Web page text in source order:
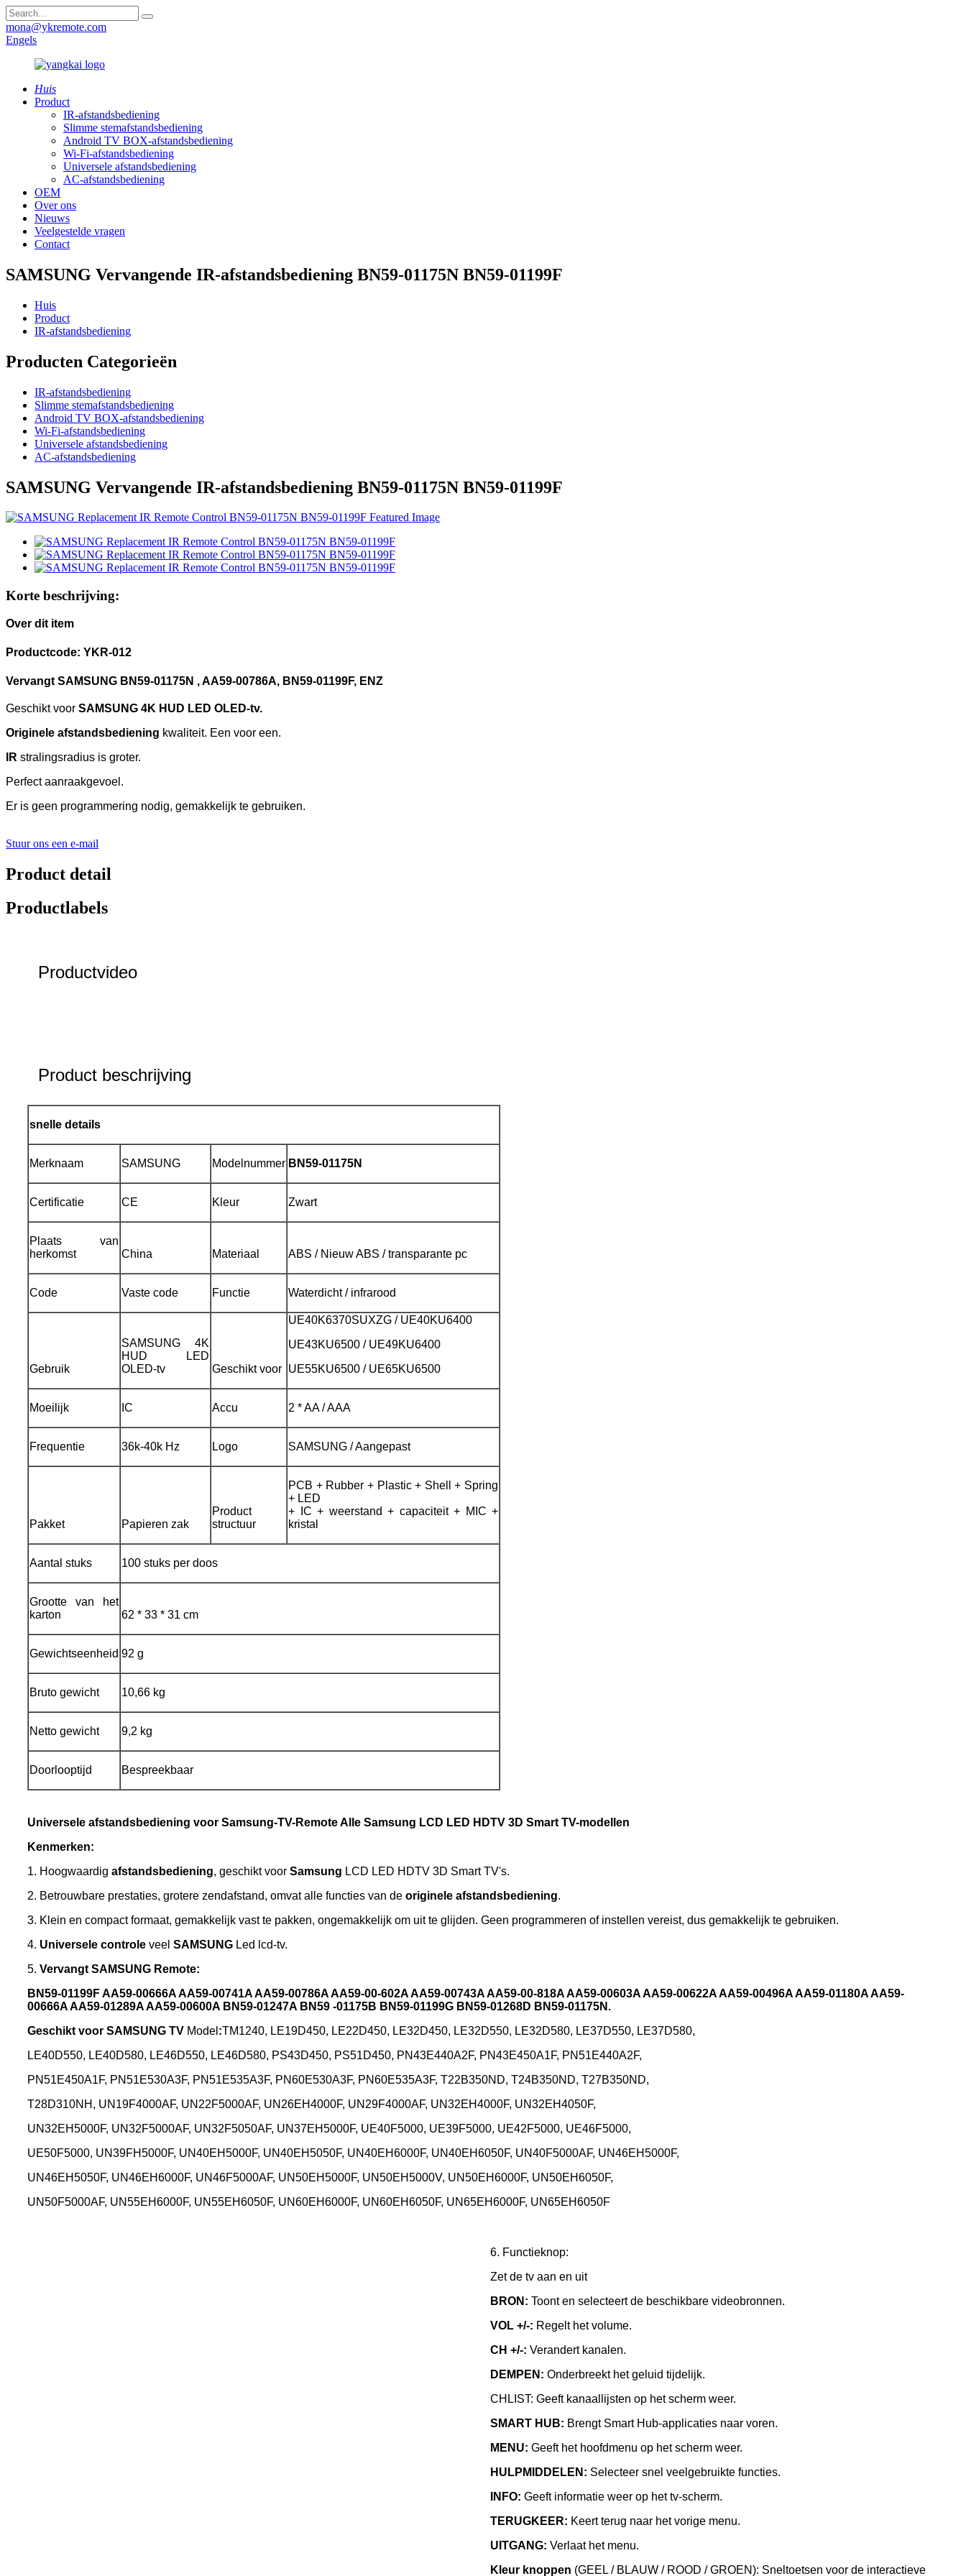
mona@ykremote.com
Engels
Huis
Product
IR-afstandsbediening
Slimme stemafstandsbediening
Android TV BOX-afstandsbediening
Wi-Fi-afstandsbediening
Universele afstandsbediening
AC-afstandsbediening
OEM
Over ons
Nieuws
Veelgestelde vragen
Contact
SAMSUNG Vervangende IR-afstandsbediening BN59-01175N BN59-01199F
Huis
Product
IR-afstandsbediening
Producten Categorieën
IR-afstandsbediening
Slimme stemafstandsbediening
Android TV BOX-afstandsbediening
Wi-Fi-afstandsbediening
Universele afstandsbediening
AC-afstandsbediening
SAMSUNG Vervangende IR-afstandsbediening BN59-01175N BN59-01199F
Korte beschrijving:
Over dit item
Productcode: YKR-012
Vervangt SAMSUNG BN59-01175N , AA59-00786A, BN59-01199F, ENZ
Geschikt voor SAMSUNG 4K HUD LED OLED-tv.
Originele afstandsbediening kwaliteit. Een voor een.
IR stralingsradius is groter.
Perfect aanraakgevoel.
Er is geen programmering nodig, gemakkelijk te gebruiken.
Stuur ons een e-mail
Product detail
Productlabels
Productvideo
Product beschrijving
snelle details
Merknaam SAMSUNG Modelnummer BN59-01175N
Certificatie CE Kleur Zwart
Plaats van
herkomst
China Materiaal ABS / Nieuw ABS / transparante pc
Code Vaste code Functie Waterdicht / infrarood
Gebruik
SAMSUNG 4K
HUD LED
OLED-tv
Geschikt voor
UE40K6370SUXZG / UE40KU6400
UE43KU6500 / UE49KU6400
UE55KU6500 / UE65KU6500
Moeilijk IC Accu 2 * AA / AAA
Frequentie 36k-40k Hz Logo SAMSUNG / Aangepast
Pakket Papieren zak
Product
structuur
PCB + Rubber + Plastic + Shell + Spring
+ LED
+ IC + weerstand + capaciteit + MIC +
kristal
Aantal stuks 100 stuks per doos
Grootte van het
karton
62 * 33 * 31 cm
Gewichtseenheid 92 g
Bruto gewicht 10,66 kg
Netto gewicht 9,2 kg
Doorlooptijd Bespreekbaar
Universele afstandsbediening voor Samsung-TV-Remote Alle Samsung LCD LED HDTV 3D Smart TV-modellen
Kenmerken:
1. Hoogwaardig afstandsbediening, geschikt voor Samsung LCD LED HDTV 3D Smart TV's.
2. Betrouwbare prestaties, grotere zendafstand, omvat alle functies van de originele afstandsbediening.
3. Klein en compact formaat, gemakkelijk vast te pakken, ongemakkelijk om uit te glijden. Geen programmeren of instellen vereist, dus gemakkelijk te gebruiken.
4. Universele controle veel SAMSUNG Led lcd-tv.
5. Vervangt SAMSUNG Remote:
BN59-01199F AA59-00666A AA59-00741A AA59-00786A AA59-00-602A AA59-00743A AA59-00-818A AA59-00603A AA59-00622A AA59-00496A AA59-01180A AA59-
00666A AA59-01289A AA59-00600A BN59-01247A BN59 -01175B BN59-01199G BN59-01268D BN59-01175N.
Geschikt voor SAMSUNG TV Model :TM1240, LE19D450, LE22D450, LE32D450, LE32D550, LE32D580, LE37D550, LE37D580,
LE40D550, LE40D580, LE46D550, LE46D580, PS43D450, PS51D450, PN43E440A2F, PN43E450A1F, PN51E440A2F,
PN51E450A1F, PN51E530A3F, PN51E535A3F, PN60E530A3F, PN60E535A3F, T22B350ND, T24B350ND, T27B350ND,
T28D310NH, UN19F4000AF, UN22F5000AF, UN26EH4000F, UN29F4000AF, UN32EH4000F, UN32EH4050F,
UN32EH5000F, UN32F5000AF, UN32F5050AF, UN37EH5000F, UE40F5000, UE39F5000, UE42F5000, UE46F5000,
UE50F5000, UN39FH5000F, UN40EH5000F, UN40EH5050F, UN40EH6000F, UN40EH6050F, UN40F5000AF, UN46EH5000F,
UN46EH5050F, UN46EH6000F, UN46F5000AF, UN50EH5000F, UN50EH5000V, UN50EH6000F, UN50EH6050F,
UN50F5000AF, UN55EH6000F, UN55EH6050F, UN60EH6000F, UN60EH6050F, UN65EH6000F, UN65EH6050F
6. Functieknop:
Zet de tv aan en uit
BRON: Toont en selecteert de beschikbare videobronnen.
VOL +/-: Regelt het volume.
CH +/-: Verandert kanalen.
DEMPEN: Onderbreekt het geluid tijdelijk.
CHLIST: Geeft kanaallijsten op het scherm weer.
SMART HUB: Brengt Smart Hub-applicaties naar voren.
MENU: Geeft het hoofdmenu op het scherm weer.
HULPMIDDELEN: Selecteer snel veelgebruikte functies.
INFO: Geeft informatie weer op het tv-scherm.
TERUGKEER: Keert terug naar het vorige menu.
UITGANG: Verlaat het menu.
Kleur knoppen (GEEL / BLAUW / ROOD / GROEN): Sneltoetsen voor de interactieve